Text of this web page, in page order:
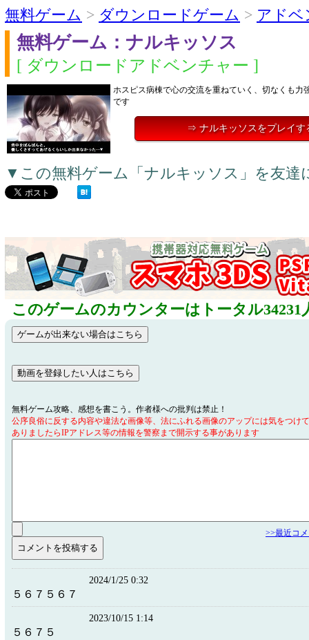
無料ゲーム > ダウンロードゲーム > アドベ
無料ゲーム：ナルキッソス
[ ダウンロードアドベンチャー ]
ホスピス病棟で心の交流を重ねていく、切なくも力
です
⇒ ナルキッソスをプレイす
▼この無料ゲーム「ナルキッソス」を友達
このゲームのカウンターはトータル34231
無料ゲーム攻略、感想を書こう。作者様への批判は禁止！
公序良俗に反する内容や違法な画像等、法にふれる画像のアップには気をつけ
ありましたらIPアドレス等の情報を警察まで開示する事があります
>>最近コ
2024/1/25 0:32
５６７５６７
2023/10/15 1:14
５６７５